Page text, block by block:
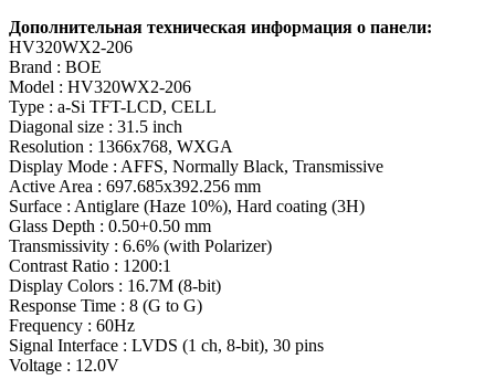
Дополнительная техническая информация о панели:
HV320WX2-206
Brand : BOE
Model : HV320WX2-206
Type : a-Si TFT-LCD, CELL
Diagonal size : 31.5 inch
Resolution : 1366x768, WXGA
Display Mode : AFFS, Normally Black, Transmissive
Active Area : 697.685x392.256 mm
Surface : Antiglare (Haze 10%), Hard coating (3H)
Glass Depth : 0.50+0.50 mm
Transmissivity : 6.6% (with Polarizer)
Contrast Ratio : 1200:1
Display Colors : 16.7M (8-bit)
Response Time : 8 (G to G)
Frequency : 60Hz
Signal Interface : LVDS (1 ch, 8-bit), 30 pins
Voltage : 12.0V